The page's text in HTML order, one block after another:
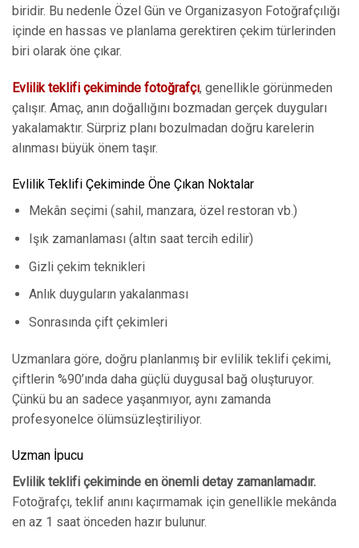
biridir. Bu nedenle Özel Gün ve Organizasyon Fotoğrafçılığı
içinde en hassas ve planlama gerektiren çekim türlerinden
biri olarak öne çıkar.
Evlilik teklifi çekiminde fotoğrafçı, genellikle görünmeden
çalışır. Amaç, anın doğallığını bozmadan gerçek duyguları
yakalamaktır. Sürpriz planı bozulmadan doğru karelerin
alınması büyük önem taşır.
Evlilik Teklifi Çekiminde Öne Çıkan Noktalar
Mekân seçimi (sahil, manzara, özel restoran vb.)
Işık zamanlaması (altın saat tercih edilir)
Gizli çekim teknikleri
Anlık duyguların yakalanması
Sonrasında çift çekimleri
Uzmanlara göre, doğru planlanmış bir evlilik teklifi çekimi,
çiftlerin %90’ında daha güçlü duygusal bağ oluşturuyor.
Çünkü bu an sadece yaşanmıyor, aynı zamanda
profesyonelce ölümsüzleştiriliyor.
Uzman İpucu
Evlilik teklifi çekiminde en önemli detay zamanlamadır.
Fotoğrafçı, teklif anını kaçırmamak için genellikle mekânda
en az 1 saat önceden hazır bulunur.